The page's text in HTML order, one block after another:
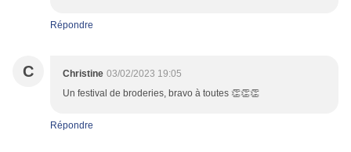
Répondre
C Christine 03/02/2023 19:05
Un festival de broderies, bravo à toutes 👏👏👏
Répondre